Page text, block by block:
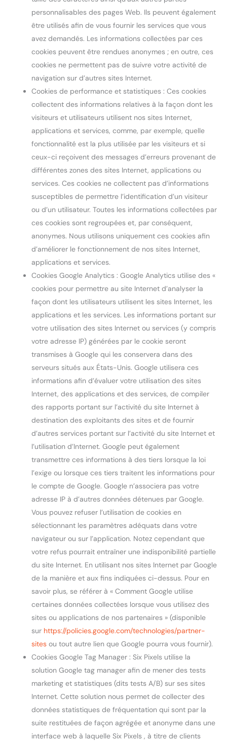
personnalisables des pages Web. Ils peuvent également
être utilisés afin de vous fournir les services que vous
avez demandés. Les informations collectées par ces
cookies peuvent être rendues anonymes ; en outre, ces
cookies ne permettent pas de suivre votre activité de
navigation sur d’autres sites Internet.
Cookies de performance et statistiques : Ces cookies
collectent des informations relatives à la façon dont les
visiteurs et utilisateurs utilisent nos sites Internet,
applications et services, comme, par exemple, quelle
fonctionnalité est la plus utilisée par les visiteurs et si
ceux-ci reçoivent des messages d’erreurs provenant de
différentes zones des sites Internet, applications ou
services. Ces cookies ne collectent pas d’informations
susceptibles de permettre l’identification d’un visiteur
ou d’un utilisateur. Toutes les informations collectées par
ces cookies sont regroupées et, par conséquent,
anonymes. Nous utilisons uniquement ces cookies afin
d’améliorer le fonctionnement de nos sites Internet,
applications et services.
Cookies Google Analytics : Google Analytics utilise des «
cookies pour permettre au site Internet d’analyser la
façon dont les utilisateurs utilisent les sites Internet, les
applications et les services. Les informations portant sur
votre utilisation des sites Internet ou services (y compris
votre adresse IP) générées par le cookie seront
transmises à Google qui les conservera dans des
serveurs situés aux États-Unis. Google utilisera ces
informations afin d’évaluer votre utilisation des sites
Internet, des applications et des services, de compiler
des rapports portant sur l’activité du site Internet à
destination des exploitants des sites et de fournir
d’autres services portant sur l’activité du site Internet et
l’utilisation d’Internet. Google peut également
transmettre ces informations à des tiers lorsque la loi
l’exige ou lorsque ces tiers traitent les informations pour
le compte de Google. Google n’associera pas votre
adresse IP à d’autres données détenues par Google.
Vous pouvez refuser l’utilisation de cookies en
sélectionnant les paramètres adéquats dans votre
navigateur ou sur l’application. Notez cependant que
votre refus pourrait entraîner une indisponibilité partielle
du site Internet. En utilisant nos sites Internet par Google
de la manière et aux fins indiquées ci-dessus. Pour en
savoir plus, se référer à « Comment Google utilise
certaines données collectées lorsque vous utilisez des
sites ou applications de nos partenaires » (disponible
sur https://policies.google.com/technologies/partner-
sites ou tout autre lien que Google pourra vous fournir).
Cookies Google Tag Manager : Six Pixels utilise la
solution Google tag manager afin de mener des tests
marketing et statistiques (dits tests A/B) sur ses sites
Internet. Cette solution nous permet de collecter des
données statistiques de fréquentation qui sont par la
suite restituées de façon agrégée et anonyme dans une
interface web à laquelle Six Pixels , à titre de clients